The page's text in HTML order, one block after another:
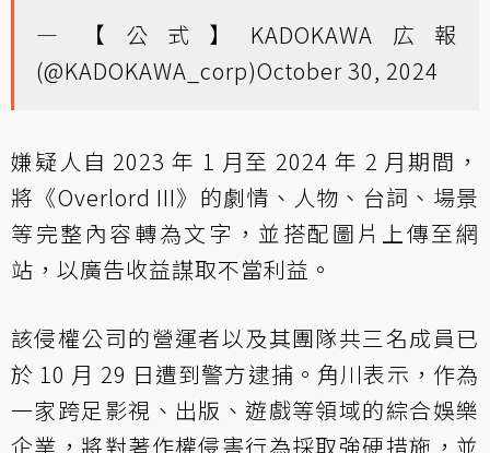
— 【公式】KADOKAWA広報
(@KADOKAWA_corp)October 30, 2024
嫌疑人自 2023 年 1 月至 2024 年 2 月期間，
將《Overlord III》的劇情、人物、台詞、場景
等完整內容轉為文字，並搭配圖片上傳至網
站，以廣告收益謀取不當利益。
該侵權公司的營運者以及其團隊共三名成員已
於 10 月 29 日遭到警方逮捕。角川表示，作為
一家跨足影視、出版、遊戲等領域的綜合娛樂
企業，將對著作權侵害行為採取強硬措施，並